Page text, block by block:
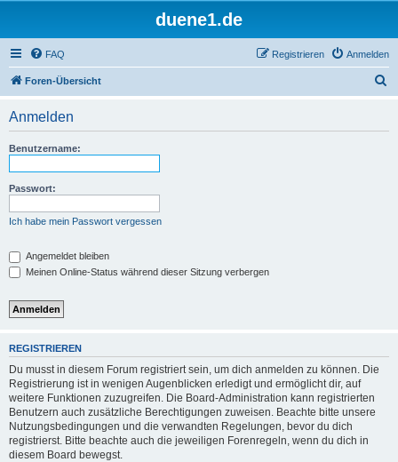
duene1.de
FAQ Anmelden
Registrieren
Foren-Übersicht
Anmelden
Benutzername:
Passwort:
Ich habe mein Passwort vergessen
Angemeldet bleiben
Meinen Online-Status während dieser Sitzung verbergen
REGISTRIEREN
Du musst in diesem Forum registriert sein, um dich anmelden zu können. Die
Registrierung ist in wenigen Augenblicken erledigt und ermöglicht dir, auf
weitere Funktionen zuzugreifen. Die Board-Administration kann registrierten
Benutzern auch zusätzliche Berechtigungen zuweisen. Beachte bitte unsere
Nutzungsbedingungen und die verwandten Regelungen, bevor du dich
registrierst. Bitte beachte auch die jeweiligen Forenregeln, wenn du dich in
diesem Board bewegst.